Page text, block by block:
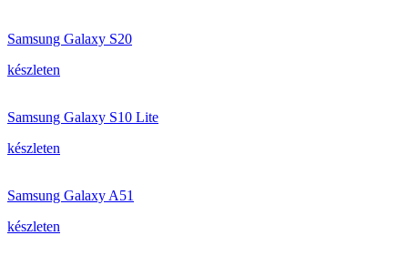
Samsung Galaxy S20
készleten
Samsung Galaxy S10 Lite
készleten
Samsung Galaxy A51
készleten